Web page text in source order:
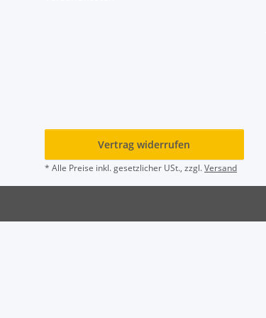
Vertrag widerrufen
* Alle Preise inkl. gesetzlicher USt., zzgl.Versand